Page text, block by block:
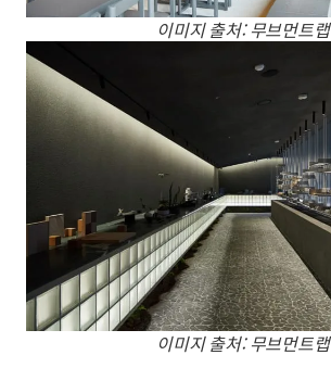
이미지 출처: 무브먼트랩
이미지 출처: 무브먼트랩